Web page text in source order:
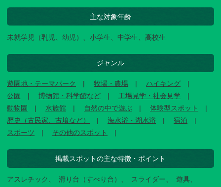
主な対象年齢
未就学児（乳児、幼児）、小学生、中学生、高校生
ジャンル
遊園地・テーマパーク 牧場・農場
ハイキング
公園
博物館・科学館など
工場見学・社会見学
動物園
水族館 自然の中で遊ぶ
体験型スポット
歴史（古民家、古墳など）
海水浴・湖水浴
宿泊
スポーツ
その他のスポット
掲載スポットの主な特徴・ポイント
アスレチック 滑り台（すべり台） スライダー
遊具